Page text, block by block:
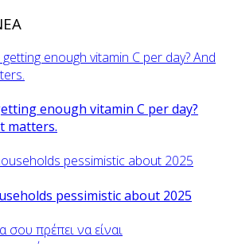
enough vitamin C per day?
matters.
pessimistic about 2025